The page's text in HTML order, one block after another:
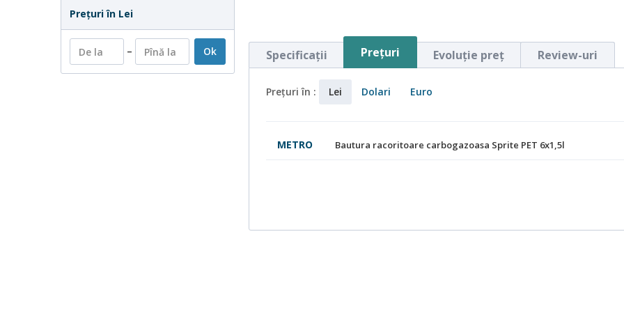
Preţuri în Lei
– Ok Specificaţii Preţuri Evoluţie preţ Review-uri
Preţuri în : Lei Dolari Euro
METRO Bautura racoritoare carbogazoasa Sprite PET 6x1,5l